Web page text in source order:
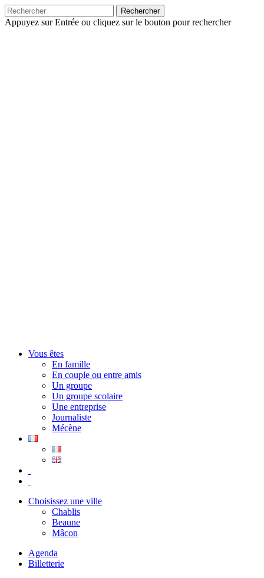
Rechercher
Appuyez sur Entrée ou cliquez sur le bouton pour rechercher
Vous êtes
En famille
En couple ou entre amis
Un groupe
Un groupe scolaire
Une entreprise
Journaliste
Mécène
Choisissez une ville
Chablis
Beaune
Mâcon
Agenda
Billetterie